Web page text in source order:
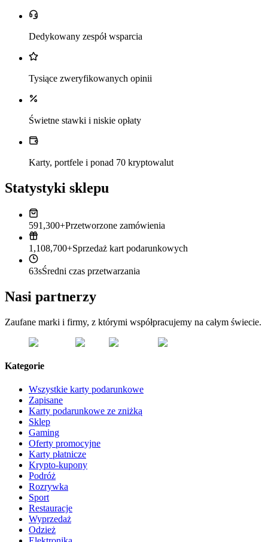
Dedykowany zespół wsparcia
Tysiące zweryfikowanych opinii
Świetne stawki i niskie opłaty
Karty, portfele i ponad 70 kryptowalut
Statystyki sklepu
591,300+Przetworzone zamówienia
1,108,700+Sprzedaż kart podarunkowych
63sŚredni czas przetwarzania
Nasi partnerzy
Zaufane marki i firmy, z którymi współpracujemy na całym świecie.
Kategorie
Wszystkie karty podarunkowe
Zapisane
Karty podarunkowe ze zniżką
Sklep
Gaming
Oferty promocyjne
Karty płatnicze
Krypto-kupony
Podróż
Rozrywka
Sport
Restauracje
Wyprzedaż
Odzież